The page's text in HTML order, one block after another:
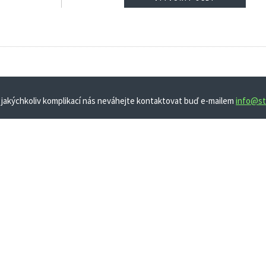
jakýchkoliv komplikací nás neváhejte kontaktovat buď e-mailem